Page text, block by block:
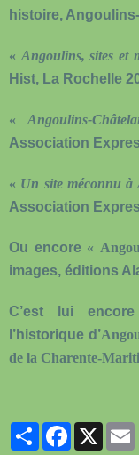
histoire,
« Angoulins, sites et
Hist, La Rochelle
« Angoulins-
Association
« Un site méconnu
Association
Ou encore «
images, éditions
C’est lui
l’historique d’
de la Charente-
PartagerFacebook
X